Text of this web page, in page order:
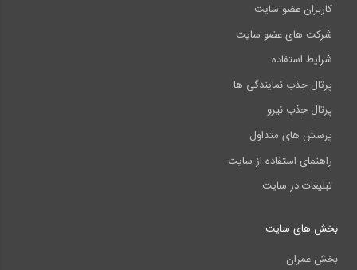
کاربران عضو سایت
شرکت های عضو سایت
شرایط استفاده
پرتال جذب نمایندگی ها
پرتال جذب نیرو
پرسش های متداول
راهنمای استفاده از سایت
تبلیغات در سایت
بخش های سایت
بخش عمران